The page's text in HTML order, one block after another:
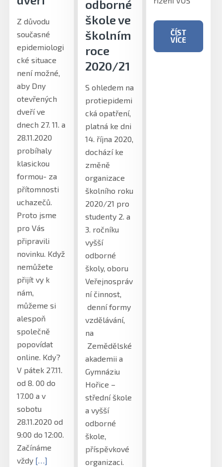
Z důvodu
současné
epidemiologi
cké situace
není možné,
aby Dny
otevřených
dveří ve
dnech 27. 11. a
28.11.2020
probíhaly
klasickou
formou- za
přítomnosti
uchazečů.
Proto jsme
pro Vás
připravili
novinku. Když
nemůžete
přijít vy k
nám,
můžeme si
alespoň
společně
popovídat
online. Kdy?
V pátek 27.11.
od 8. 00 do
17.00 a v
sobotu
28.11.2020 od
9:00 do 12:00.
Začínáme
vždy […]
odborné
škole ve
školním
roce
2020/21
S ohledem na
protiepidemi
cká opatření,
platná ke dni
14. října 2020,
dochází ke
změně
organizace
školního roku
2020/21 pro
studenty 2. a
3. ročníku
vyšší
odborné
školy, oboru
Veřejnospráv
ní činnost,
denní formy
vzdělávání,
na
Zemědělské
akademii a
Gymnáziu
Hořice –
střední škole
a vyšší
odborné
škole,
příspěvkové
organizaci.
ČÍST
VÍCE